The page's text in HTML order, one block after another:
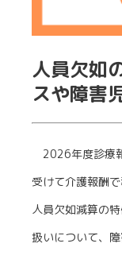
人員欠如
スや障害
2026年度診療
受けて介護報酬
人員欠如減算の
扱いについて、